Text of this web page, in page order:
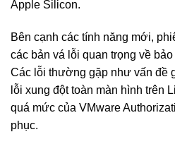
Apple Silicon.
Bên cạnh các tính năng mới,
các bản vá lỗi quan trọng về
Các lỗi thường gặp như vấn đề
lỗi xung đột toàn màn hình trên
quá mức của VMware
phục.